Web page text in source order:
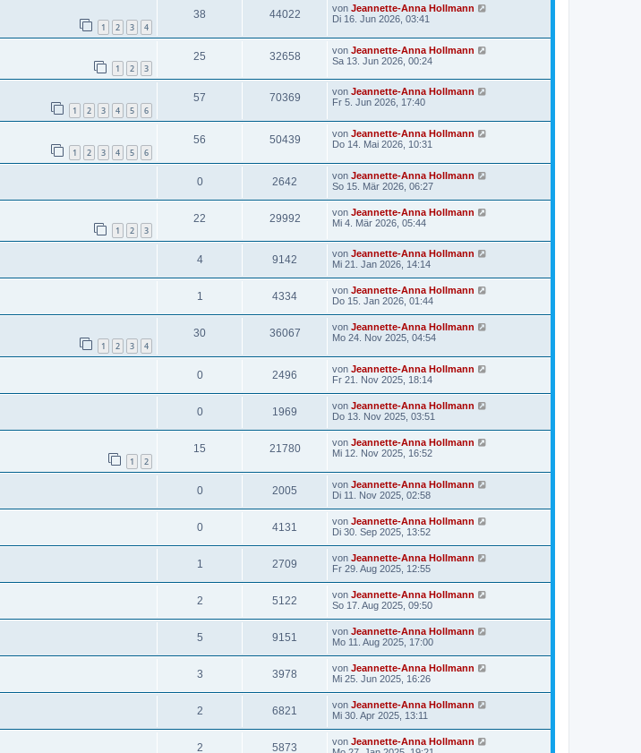
1 2 3 4
38 44022 von Jeannette-Anna Hollmann
Di 16. Jun 2026, 03:41
1 2 3
25 32658 von Jeannette-Anna Hollmann
Sa 13. Jun 2026, 00:24
1 2 3 4 5 6
57 70369 von Jeannette-Anna Hollmann
Fr 5. Jun 2026, 17:40
1 2 3 4 5 6
56 50439 von Jeannette-Anna Hollmann
Do 14. Mai 2026, 10:31
0 2642 von Jeannette-Anna Hollmann
So 15. Mär 2026, 06:27
1 2 3
22 29992 von Jeannette-Anna Hollmann
Mi 4. Mär 2026, 05:44
4 9142 von Jeannette-Anna Hollmann
Mi 21. Jan 2026, 14:14
1 4334 von Jeannette-Anna Hollmann
Do 15. Jan 2026, 01:44
1 2 3 4
30 36067 von Jeannette-Anna Hollmann
Mo 24. Nov 2025, 04:54
0 2496 von Jeannette-Anna Hollmann
Fr 21. Nov 2025, 18:14
0 1969 von Jeannette-Anna Hollmann
Do 13. Nov 2025, 03:51
1 2
15 21780 von Jeannette-Anna Hollmann
Mi 12. Nov 2025, 16:52
0 2005 von Jeannette-Anna Hollmann
Di 11. Nov 2025, 02:58
0 4131 von Jeannette-Anna Hollmann
Di 30. Sep 2025, 13:52
1 2709 von Jeannette-Anna Hollmann
Fr 29. Aug 2025, 12:55
2 5122 von Jeannette-Anna Hollmann
So 17. Aug 2025, 09:50
5 9151 von Jeannette-Anna Hollmann
Mo 11. Aug 2025, 17:00
3 3978 von Jeannette-Anna Hollmann
Mi 25. Jun 2025, 16:26
2 6821 von Jeannette-Anna Hollmann
Mi 30. Apr 2025, 13:11
2 5873 von Jeannette-Anna Hollmann